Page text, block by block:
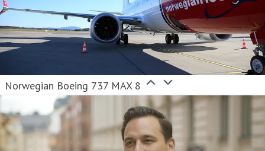
Norwegian Boeing 737 MAX 8